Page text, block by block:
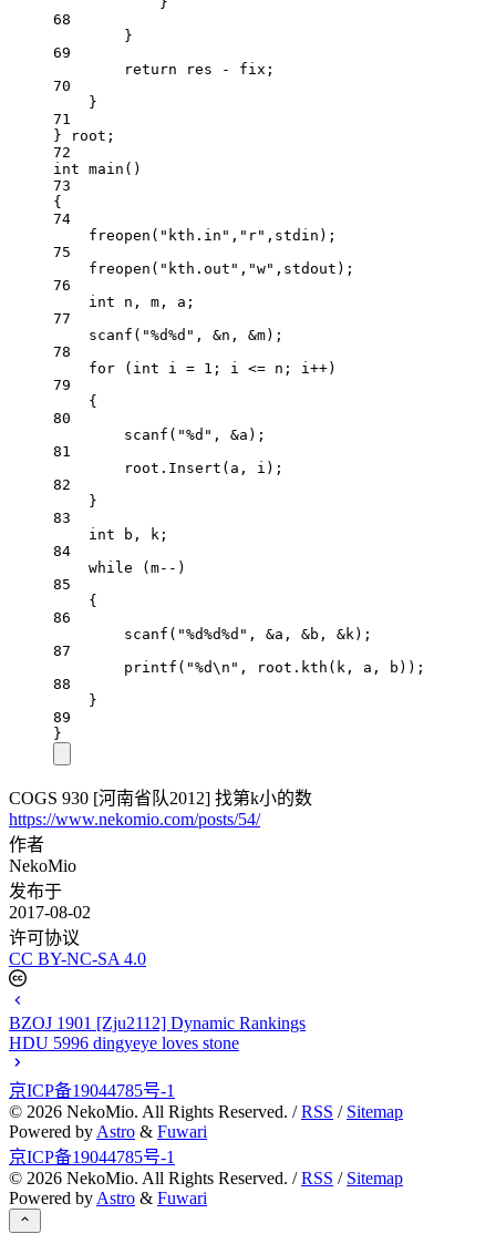
68
}
69
return res -
fix;
70
}
71
} root;
72
int main ()
73
{
74
freopen ( "kth.in" , "r" ,stdin);
75
freopen ( "kth.out" , "w" ,stdout);
76
int n, m, a;
77
scanf ( "%d%d " , &n, &m);
78
for ( int i = 1 ; i <= n; i++)
79
{
80
scanf ( "%d " , &a);
81
root. Insert (a, i);
82
}
83
int b, k;
84
while (m-- )
85
{
86
scanf ( "%d%d%d " , &a, &b, &k);
87
printf ( "%d\n " , root. kth (k, a, b));
88
}
89
}
COGS 930 [河南省队2012] 找第k小的数
https://www.nekomio.com/posts/54/
作者
NekoMio
发布于
2017-08-02
许可协议
CC BY-NC-SA 4.0
BZOJ 1901 [Zju2112] Dynamic Rankings
HDU 5996 dingyeye loves stone
京ICP备19044785号-1
© 2026 NekoMio. All Rights Reserved. /RSS / Sitemap
Powered by Astro & Fuwari
京ICP备19044785号-1
© 2026 NekoMio. All Rights Reserved. /RSS / Sitemap
Powered by Astro & Fuwari